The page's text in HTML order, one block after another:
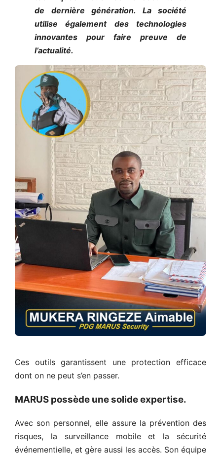
de dernière génération. La société
utilise également des technologies
innovantes pour faire preuve de
l’actualité.
Ces outils garantissent une protection efficace
dont on ne peut s’en passer.
MARUS possède une solide expertise.
Avec son personnel, elle assure la prévention des
risques, la surveillance mobile et la sécurité
événementielle, et gère aussi les accès. Son équipe